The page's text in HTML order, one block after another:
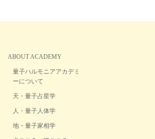
ABOUT ACADEMY
量子ハルモニアアカデミ
ーについて
天・量子占星学
人・量子人体学
地・量子家相学